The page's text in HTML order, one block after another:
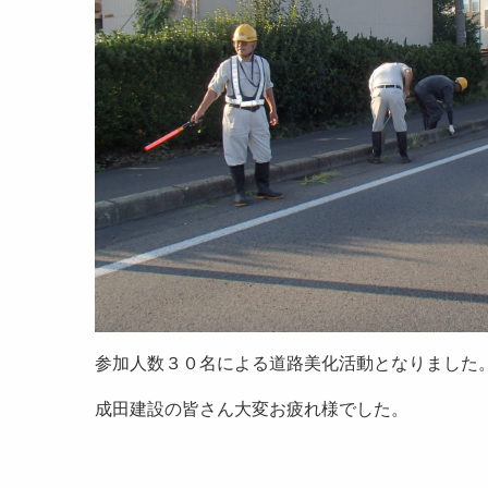
参加人数３０名による道路美化活動となりました
成田建設の皆さん大変お疲れ様でした。